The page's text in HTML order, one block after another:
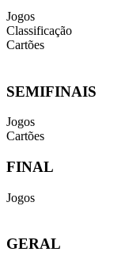
Jogos
Classificação
Cartões
SEMIFINAIS
Jogos
Cartões
FINAL
Jogos
GERAL